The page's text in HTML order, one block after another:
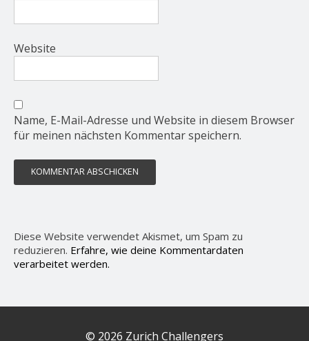
Website
Name, E-Mail-Adresse und Website in diesem Browser
für meinen nächsten Kommentar speichern.
Diese Website verwendet Akismet, um Spam zu
reduzieren. Erfahre, wie deine Kommentardaten
verarbeitet werden.
© 2026 Zurich Challengers